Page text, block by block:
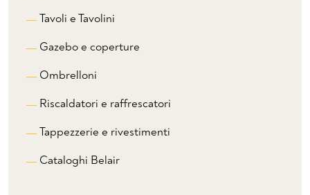
Tavoli e Tavolini
Gazebo e coperture
Ombrelloni
Riscaldatori e raffrescatori
Tappezzerie e rivestimenti
Cataloghi Belair